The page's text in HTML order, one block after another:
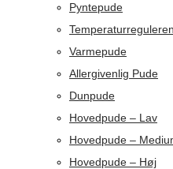
Pyntepude
Varmepude
Allergivenlig Pude
Dunpude
Hovedpude – Lav
Hovedpude –
Hovedpude – Høj